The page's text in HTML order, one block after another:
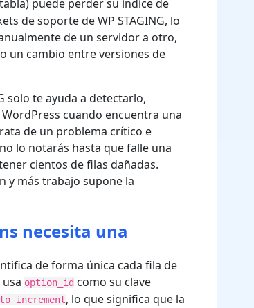
puede perder su índice de
de soporte de WP STAGING, lo
de un servidor a otro,
un cambio entre versiones de
solo te ayuda a detectarlo,
cuando encuentra una
de un problema crítico e
lo notarás hasta que falle una
cientos de filas dañadas.
y más trabajo supone la
necesita una
de forma única cada fila de
usa option_id como su clave
, lo que significa que la